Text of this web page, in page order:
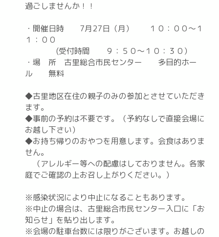
過ごしませんか！！
・開催日時 7月27日（月） １０：００～１
１：００
(受付時間 ９：５０～１０：３０）
・場 所 古里総合市民センター 多目的ホー
ル 無料
◆古里地区在住の親子のみの参加とさせていただき
ます。
◆事前の予約は不要です。（予約なしで直接会場に
お越し下さい）
◆お持ち帰りのおやつを用意します。会食はありま
せん。
（アレルギー等への配慮はしておりません。各家
庭でご確認の上お召し上がりください。）
※感染状況により中止になることもあります。
※中止の場合は、古里総合市民センター入口に「お
知らせ」を貼り出します。
※会場の駐車台数には限りがございます。お越しの